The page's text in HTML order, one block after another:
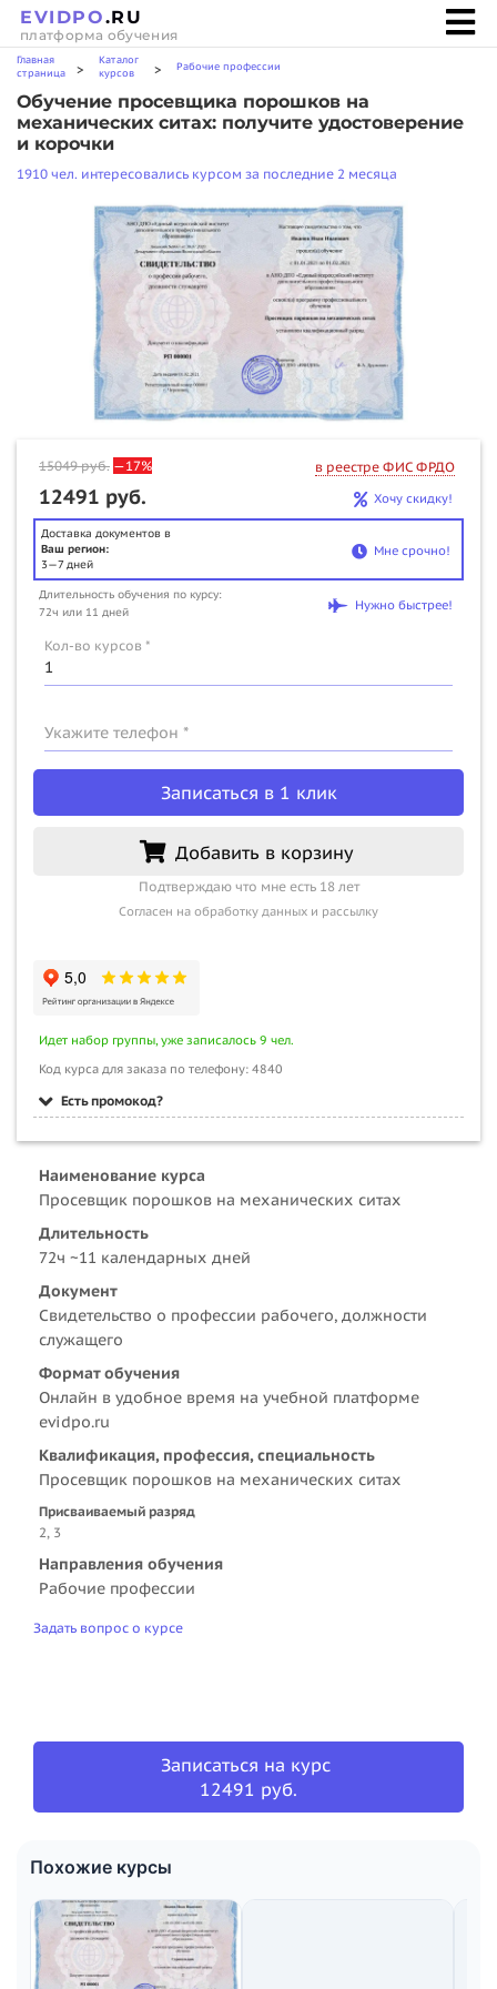
EVIDPO.RU
платформа обучения
Главная
страница
>
Каталог
курсов
> Рабочие профессии
Обучение просевщика порошков на
механических ситах: получите удостоверение
и корочки
1910 чел. интересовались курсом за последние 2 месяца
15049руб. —17% в реестре ФИС ФРДО
12491 руб. Хочу скидку!
Доставка документов в
Ваш регион:
3—7 дней
Мне срочно!
Длительность обучения по курсу:
72ч или 11 дней
Нужно быстрее!
Кол-во курсов *
Укажите телефон *
Записаться в 1 клик
Добавить в корзину
Подтверждаю что мне есть 18 лет
Согласен на обработку данных и рассылку
Идет набор группы, уже записалось 9 чел.
Код курса для заказа по телефону: 4840
Есть промокод?
Наименование курса
Просевщик порошков на механических ситах
Длительность
72ч ~11 календарных дней
Документ
Свидетельство о профессии рабочего, должности
служащего
Формат обучения
Онлайн в удобное время на учебной платформе
evidpo.ru
Квалификация, профессия, специальность
Просевщик порошков на механических ситах
Присваиваемый разряд
2, 3
Направления обучения
Рабочие профессии
Задать вопрос о курсе
Записаться на курс
12491 руб.
Похожие курсы